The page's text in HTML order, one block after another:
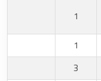
1
1
3